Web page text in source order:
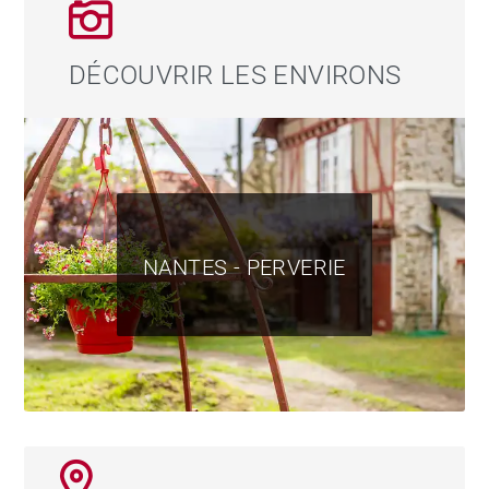
DÉCOUVRIR LES ENVIRONS
NANTES - PERVERIE